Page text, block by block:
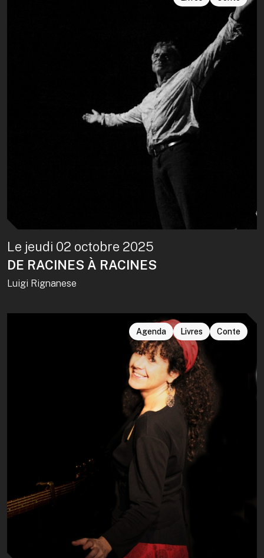
Le jeudi 02 octobre 2025
DE RACINES À RACINES
Luigi Rignanese
Agenda Livres Conte